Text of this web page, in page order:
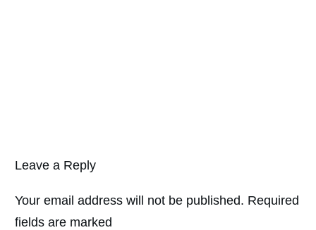
Leave a Reply
Your email address will not be published. Required
fields are marked